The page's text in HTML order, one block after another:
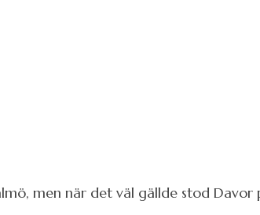
men när det väl gällde stod